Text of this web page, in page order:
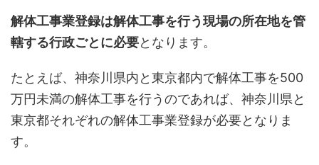
解体工事業登録は解体工事を行う現場の所在地を管
轄する行政ごとに必要となります。
たとえば、神奈川県内と東京都内で解体工事を500
万円未満の解体工事を行うのであれば、神奈川県と
東京都それぞれの解体工事業登録が必要となりま
す。